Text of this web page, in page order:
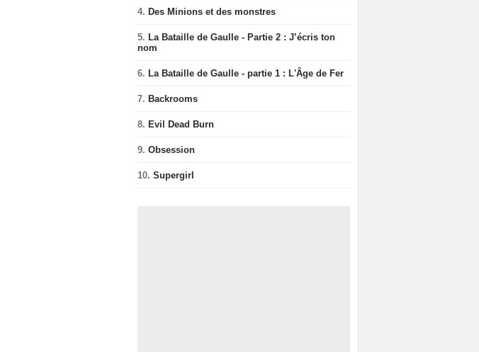
4. Des Minions et des monstres
5. La Bataille de Gaulle - Partie 2 : J’écris ton
nom
6. La Bataille de Gaulle - partie 1 : L'Âge de Fer
7. Backrooms
8. Evil Dead Burn
9. Obsession
10. Supergirl